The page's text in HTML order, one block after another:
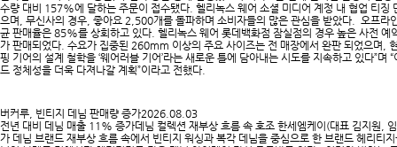
수량 대비 157%에 달하는 주문이 접수됐다. 헬리녹스 웨어 소셜 미디어 계정 내 협업 티징
으며, 무신사의 경우, 좋아요 2,500개를 돌파하며 소비자들의 많은 관심을 받았다. 오프라
균 판매율은 85%를 상회하고 있다. 헬리녹스 웨어 롯데백화점 잠실점의 경우 높은 사전
가 판매되었다. 수요가 집중된 260mm 이상의 주요 사이즈는 전 매장에서 완판 되었으며,
핑 기어의 설계 철학을 ‘웨어러블 기어’라는 새로운 틀에 담아내는 시도를 지속하고 있다”
드 정체성을 더욱 다져나갈 계획”이라고 전했다.​
버커루, 빈티지 데님 판매량 증가2026.08.03
전년 대비 데님 매출 11% 증가데님 컬렉션 재부상 흐름 속 호조 한세엠케이(대표 김지원,
가 데님 브랜드 재부상 흐름 속에서 빈티지 워싱과 복각 데님을 중심으로 한 브랜드 헤리티